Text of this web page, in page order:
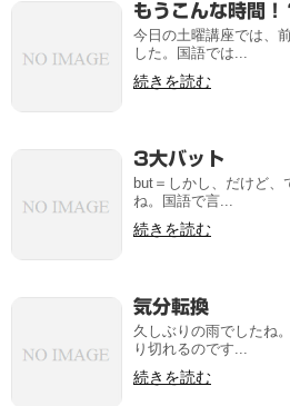
もうこんな時間！
今日の土曜講座では、
した。国語では...
続きを読む
3大バット
but＝しかし、だけど、
ね。国語で言...
続きを読む
気分転換
久しぶりの雨でしたね
り切れるのです...
続きを読む